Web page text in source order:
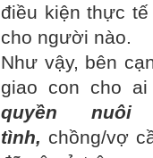
điều kiện thực
cho người nào.
Như vậy, bên
giao con cho
quyền
tình, chồng/vợ